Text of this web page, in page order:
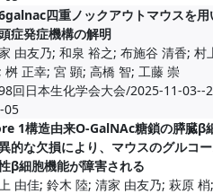
四重ノックアウトマウスを用
症発症機構の解明
由友乃; 和泉 裕之; 布施谷 清香; 村
桝 正幸; 宮 顕; 高橋 智; 工藤 崇
回日本生化学会大会/2025-11-03--
05
1構造由来O-GalNAc糖鎖の膵臓β
的な欠損により、マウスのグルコ
β細胞機能が障害される
由佳; 鈴木 陸; 清家 由友乃; 萩原